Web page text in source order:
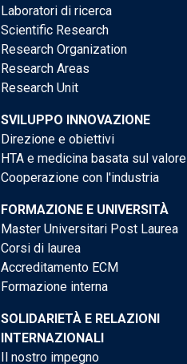
Laboratori di ricerca
Scientific Research
Research Organization
Research Areas
Research Unit
SVILUPPO INNOVAZIONE
Direzione e obiettivi
HTA e medicina basata sul valore
Cooperazione con l'industria
FORMAZIONE E UNIVERSITÀ
Master Universitari Post Laurea
Corsi di laurea
Accreditamento ECM
Formazione interna
SOLIDARIETÀ E RELAZIONI
INTERNAZIONALI
Il nostro impegno